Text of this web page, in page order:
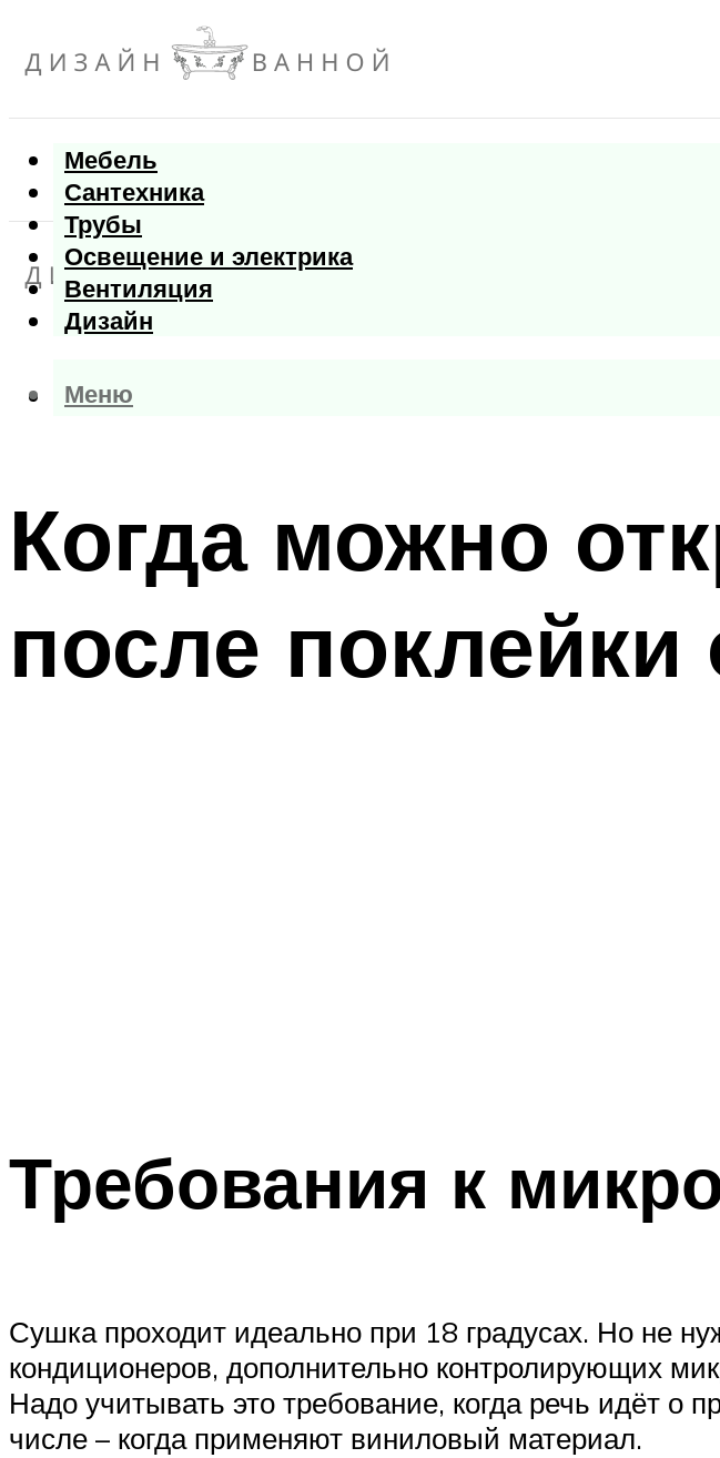
Мебель
Сантехника
Трубы
Освещение и электрика
Вентиляция
Дизайн
Меню
Меню
Когда можно
после поклейки
Требования к
Сушка проходит идеально при 18 градусах. Но не
кондиционеров, дополнительно контролирующих
Надо учитывать это требование, когда речь идёт о
числе – когда применяют виниловый материал.